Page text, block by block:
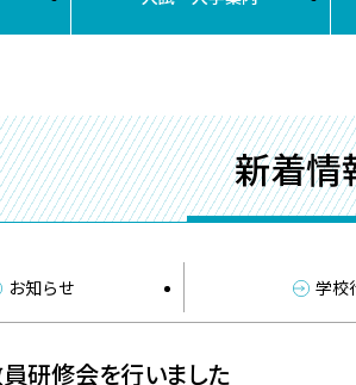
新着情
お知らせ 学校
研修会を行いました